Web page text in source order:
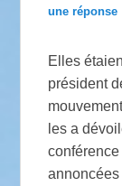
une réponse
Elles
président
les a
annoncées